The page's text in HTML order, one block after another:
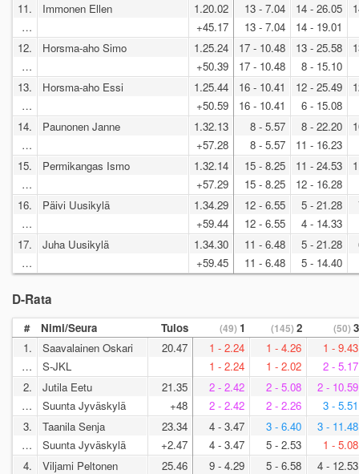
11.
…
Immonen Ellen
1.20.02
+45.17
13 - 7.04
13 - 7.04
14 - 26.05
14 - 19.01
12.
…
Horsma-aho Simo
1.25.24
+50.39
17 - 10.48
17 - 10.48
13 - 25.58
8 - 15.10
13.
…
Horsma-aho Essi
1.25.44
+50.59
16 - 10.41
16 - 10.41
12 - 25.49
6 - 15.08
14.
…
Paunonen Janne
1.32.13
+57.28
8 - 5.57
8 - 5.57
8 - 22.20
11 - 16.23
15.
…
Permikangas Ismo
1.32.14
+57.29
15 - 8.25
15 - 8.25
11 - 24.53
12 - 16.28
16.
…
Päivi Uusikylä
1.34.29
+59.44
12 - 6.55
12 - 6.55
5 - 21.28
4 - 14.33
17.
…
Juha Uusikylä
1.34.30
+59.45
11 - 6.48
11 - 6.48
5 - 21.28
5 - 14.40
D-Rata
# Nimi/Seura Tulos (49) 1 (145)2 (50)3
1.
…
Saavalainen Oskari
S-JKL
20.47
1 - 2.24
1 - 2.24
1 - 4.26
1 - 2.02
1 - 9.43
2 - 5.17
2.
…
Jutila Eetu
Suunta Jyväskylä
21.35
+48
2 - 2.42
2 - 2.42
2 - 5.08
2 - 2.26
2 - 10.59
3 - 5.51
3.
…
Taanila Senja
Suunta Jyväskylä
23.34
+2.47
4 - 3.47
4 - 3.47
3 - 6.40
5 - 2.53
3 - 11.48
1 - 5.08
4.
Viljami Peltonen
25.46
9 - 4.29
5 - 6.58
4 - 12.53